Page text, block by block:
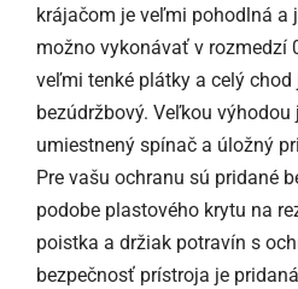
krájačom je veľmi pohodlná a
možno vykonávať v rozmedzí
veľmi tenké plátky a celý
bezúdržbový. Veľkou
umiestnený spínač a úložný
Pre vašu ochranu sú pridané
podobe plastového krytu na
poistka a držiak potravín s
bezpečnosť prístroja je